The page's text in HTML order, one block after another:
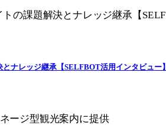
ナレッジ継承【SELFBOT活用インタビュー】